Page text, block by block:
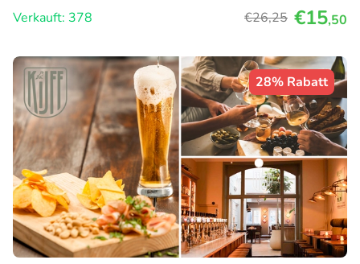
Verkauft: 378
€26,25 €15,50
28% Rabatt